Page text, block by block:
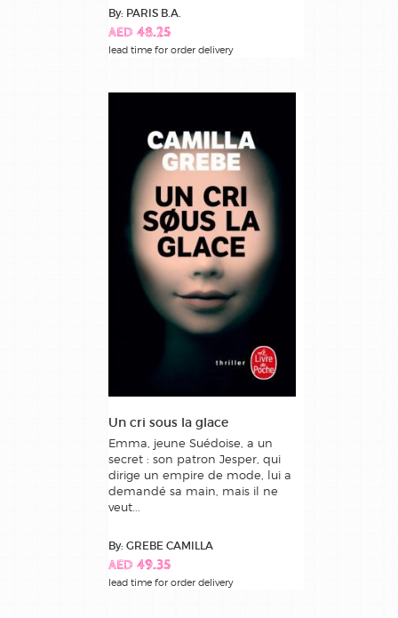
By: PARIS B.A.
AED 48.25
lead time for order delivery
Un cri sous la glace
Emma, jeune Suédoise, a un
secret : son patron Jesper, qui
dirige un empire de mode, lui a
demandé sa main, mais il ne
veut...
By: GREBE CAMILLA
AED 49.35
lead time for order delivery